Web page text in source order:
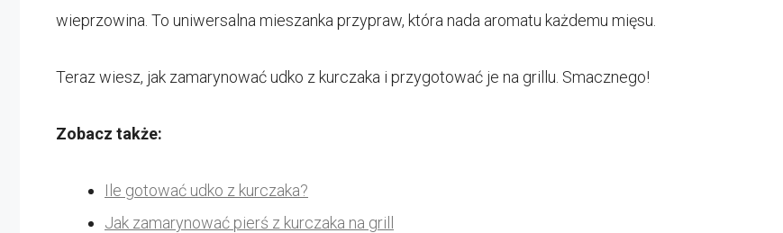
wieprzowina. To uniwersalna mieszanka przypraw, która nada aromatu każdemu mięsu.
Teraz wiesz, jak zamarynować udko z kurczaka i przygotować je na grillu. Smacznego!
Zobacz także:
Ile gotować udko z kurczaka?
Jak zamarynować pierś z kurczaka na grill